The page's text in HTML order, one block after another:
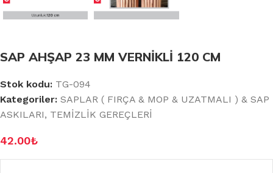
SAP AHŞAP 23 MM VERNİKLİ 120 CM
Stok kodu: TG-094
Kategoriler: SAPLAR ( FIRÇA & MOP & UZATMALI ) & SAP
ASKILARI, TEMİZLİK GEREÇLERİ
42.00₺